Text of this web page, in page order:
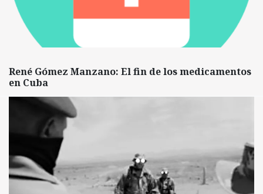
René Gómez Manzano: El fin de los medicamentos
en Cuba